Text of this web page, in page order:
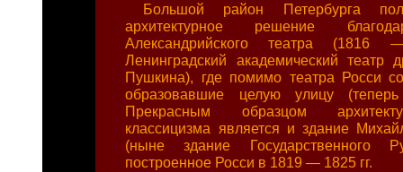
Большой район Петербурга
архитектурное решение
Александрийского театра
Ленинградский академический
Пушкина), где помимо театра Росси
образовавшие целую улицу
Прекрасным образцом
классицизма является и здание
(ныне здание Государственного
построенное Росси в 1819 — 1825 гг.